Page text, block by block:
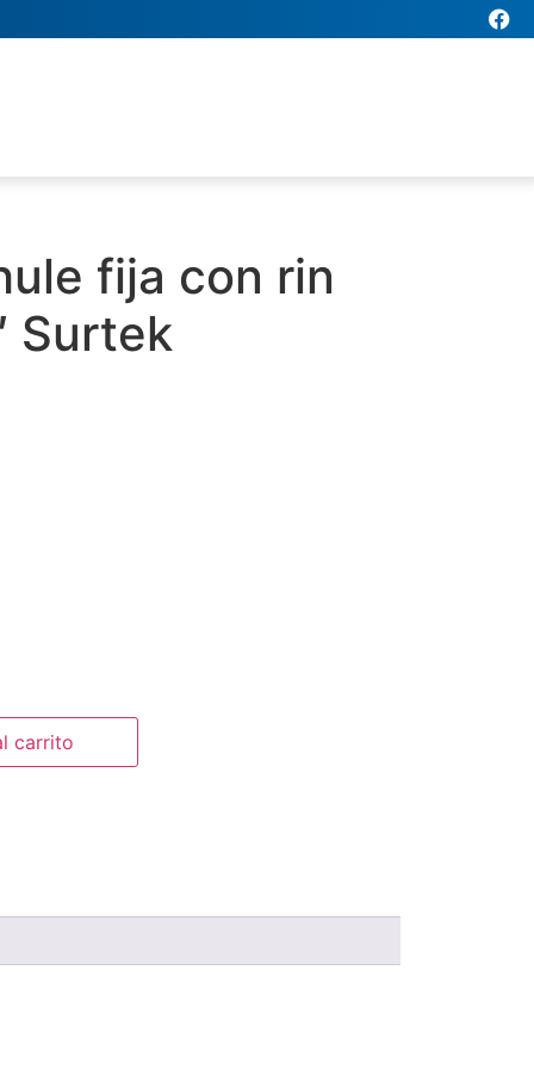
fija con rin
Surtek
carrito